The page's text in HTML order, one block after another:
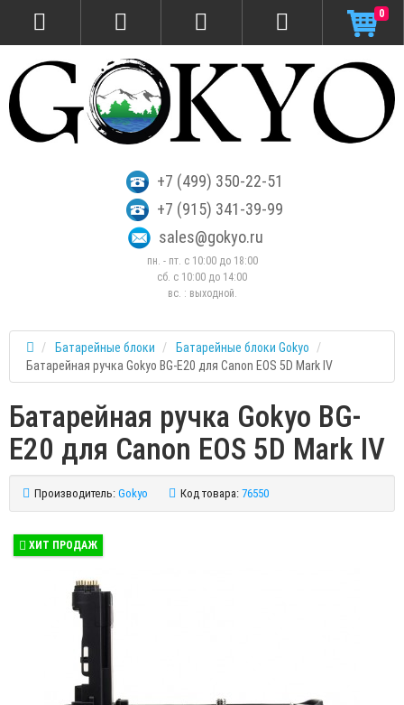
+7 (499) 350-22-51
+7 (915) 341-39-99
sales@gokyo.ru
пн. - пт. с 10:00 до 18:00
сб. c 10:00 до 14:00
вс. : выходной.
0
Батарейные блоки
Батарейные блоки Gokyo
Батарейная ручка Gokyo BG-E20 для Canon EOS 5D Mark IV
Батарейная ручка Gokyo BG-
E20 для Canon EOS 5D Mark IV
Производитель: Gokyo Код товара: 76550
ХИТ ПРОДАЖ